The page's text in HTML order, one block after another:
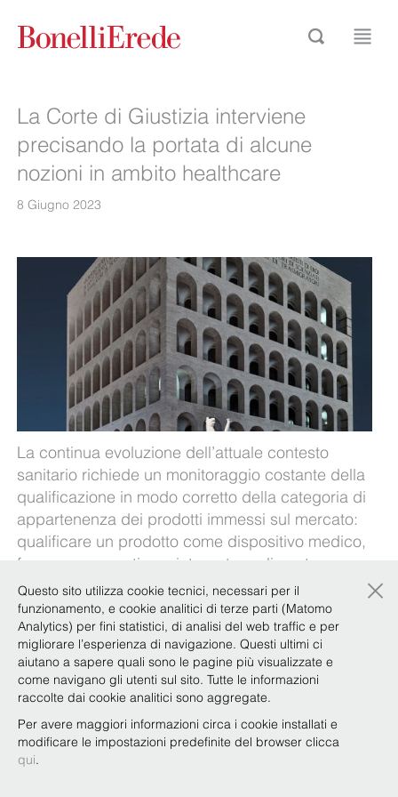
La Corte di Giustizia interviene
precisando la portata di alcune
nozioni in ambito healthcare
8 Giugno 2023
La continua evoluzione dell’attuale contesto
sanitario richiede un monitoraggio costante della
qualificazione in modo corretto della categoria di
appartenenza dei prodotti immessi sul mercato:
qualificare un prodotto come dispositivo medico,
farmaco, cosmetico o integratore alimentare ne
determina la disciplina applicabile.
Quali sono i criteri per distinguere i prodotti tra
loro?
Il nostroFocus Team Healthcare & Life Sciences
illustra le indicazioni fornite dalla recente
sentenza della Corte di Giustizia nel documento
disponibilequi.
Questo sito utilizza cookie tecnici, necessari per il
funzionamento, e cookie analitici di terze parti (Matomo
Analytics) per fini statistici, di analisi del web traffic e per
migliorare l’esperienza di navigazione. Questi ultimi ci
aiutano a sapere quali sono le pagine più visualizzate e
come navigano gli utenti sul sito. Tutte le informazioni
raccolte dai cookie analitici sono aggregate.
Per avere maggiori informazioni circa i cookie installati e
modificare le impostazioni predefinite del browser clicca
qui.
×